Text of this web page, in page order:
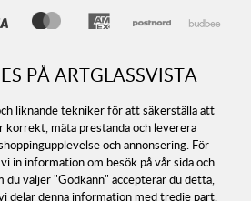
PÅ ARTGLASSVISTA
liknande tekniker för att säkerställa att
korrekt, mäta prestanda och leverera
och annonsering. För
in information om besök på vår sida och
du väljer "Godkänn" accepterar du detta,
delar denna information med tredje part.
Följ oss